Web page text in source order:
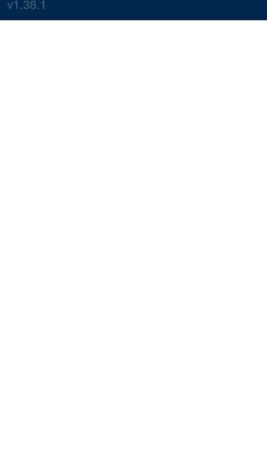
v1.38.1